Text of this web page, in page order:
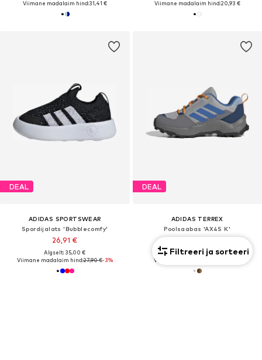
Viimane madalaim hind:31,41 €
Viimane madalaim hind:20,93 €
DEAL
ADIDAS SPORTSWEAR
Spordijalats 'Bubblecomfy'
26,91 €
Algselt: 35,00 €
Viimane madalaim hind:27,90 €-3%
DEAL
ADIDAS TERREX
Poolsaabas 'AX4S K'
Algselt: 54,90 €
Viimane madalaim hind:
Filtreeri ja sorteeri